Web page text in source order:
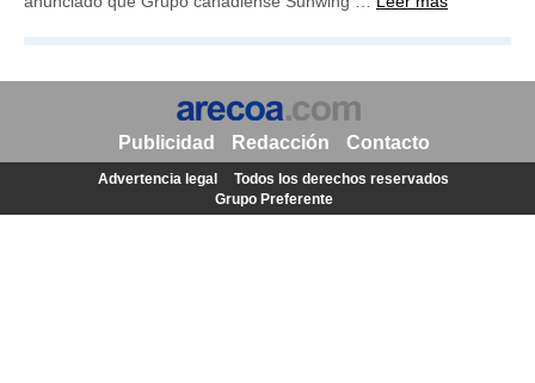
Publicidad Redacción Contacto
Advertencia legal
Todos los derechos reservados
Grupo Preferente